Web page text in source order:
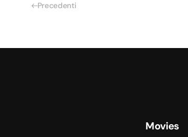
Precedenti
Movies